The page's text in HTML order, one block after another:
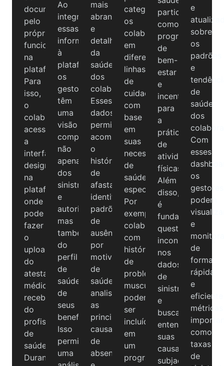
documento
pelo
próprio
funcionário
na
plataforma.
Para
isso,
o
colaborador
acessa
a
interface
designada
na
plataforma,
onde
pode
fazer
o
upload
do
atestado
médico
recebido
do
profissional
de
saúde.
Durante
Ao
integrar
essas
informações
à
plataforma,
os
gestores
têm
uma
visão
completa
não
apenas
dos
sinistros
e
autorizações,
mas
também
do
perfil
de
saúde
de
seus
beneficiários.
Isso
permite
uma
mais
abrangente
e
detalhada
da
saúde
dos
colaboradores.
Esses
dados
permitem
acompanhar
o
histórico
de
afastamentos,
identificar
padrões
de
ausência
por
motivo
de
saúde,
analisar
as
principais
causas
de
absenteísmo
categorizar
os
colaboradores
em
diferentes
linhas
de
cuidado
com
base
em
suas
necessidades
de
saúde
específicas.
Por
exemplo,
colaboradores
com
histórico
de
problemas
musculoesqueléticos
podem
ser
incluídos
em
um
programa
particulares,
como
programas
de
bem-
estar
e
incentivos
para
a
prática
de
atividades
físicas.
Além
disso,
é
fundamental
questionar
inconsistências
nos
dados
de
sinistralidade
e
buscar
entender
suas
causas
subjacentes,
e
sobre
os
padrões
e
de
saúde
dos
Com
esses
os
gestores
podem
e
de
forma
rápida
e
eficiente
métricas
como
taxas
de